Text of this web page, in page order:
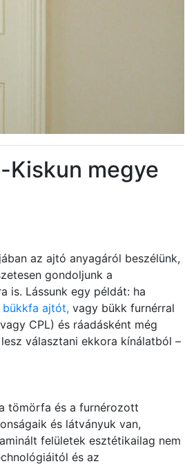
Kiskun megye
az ajtó anyagáról beszélünk,
gondoljunk a
is. Lássunk egy példát: ha
bükkfa ajtót, vagy bükk furnérral
CPL) és ráadásként még
választani ekkora kínálatból –
tömörfa és a furnérozott
és látványuk van,
felületek esztétikailag nem
és az